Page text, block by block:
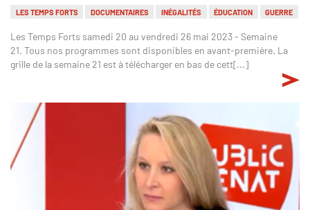
LES TEMPS FORTS DOCUMENTAIRES INÉGALITÉS ÉDUCATION GUERRE
Les Temps Forts samedi 20 au vendredi 26 mai 2023 - Semaine
21. Tous nos programmes sont disponibles en avant-première. La
grille de la semaine 21 est à télécharger en bas de cett[...]